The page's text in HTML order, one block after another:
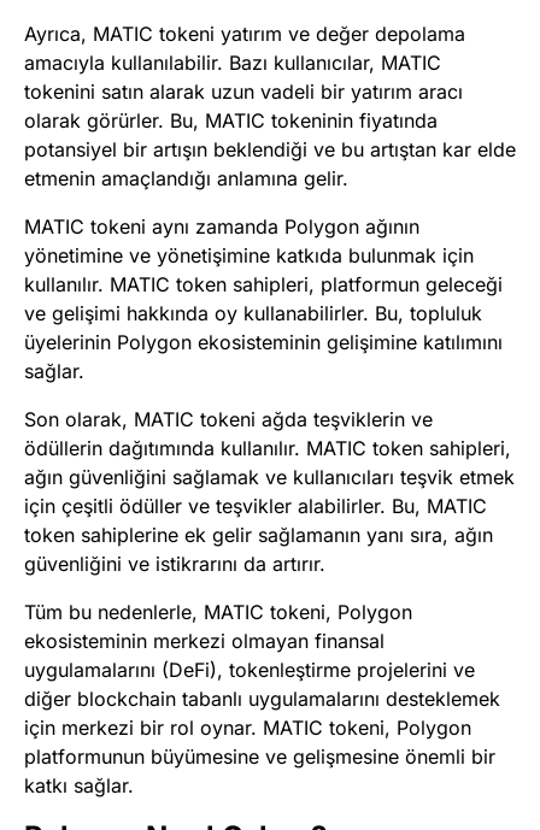
Ayrıca, MATIC tokeni yatırım ve değer depolama
amacıyla kullanılabilir. Bazı kullanıcılar, MATIC
tokenini satın alarak uzun vadeli bir yatırım aracı
olarak görürler. Bu, MATIC tokeninin fiyatında
potansiyel bir artışın beklendiği ve bu artıştan kar elde
etmenin amaçlandığı anlamına gelir.
MATIC tokeni aynı zamanda Polygon ağının
yönetimine ve yönetişimine katkıda bulunmak için
kullanılır. MATIC token sahipleri, platformun geleceği
ve gelişimi hakkında oy kullanabilirler. Bu, topluluk
üyelerinin Polygon ekosisteminin gelişimine katılımını
sağlar.
Son olarak, MATIC tokeni ağda teşviklerin ve
ödüllerin dağıtımında kullanılır. MATIC token sahipleri,
ağın güvenliğini sağlamak ve kullanıcıları teşvik etmek
için çeşitli ödüller ve teşvikler alabilirler. Bu, MATIC
token sahiplerine ek gelir sağlamanın yanı sıra, ağın
güvenliğini ve istikrarını da artırır.
Tüm bu nedenlerle, MATIC tokeni, Polygon
ekosisteminin merkezi olmayan finansal
uygulamalarını (DeFi), tokenleştirme projelerini ve
diğer blockchain tabanlı uygulamalarını desteklemek
için merkezi bir rol oynar. MATIC tokeni, Polygon
platformunun büyümesine ve gelişmesine önemli bir
katkı sağlar.